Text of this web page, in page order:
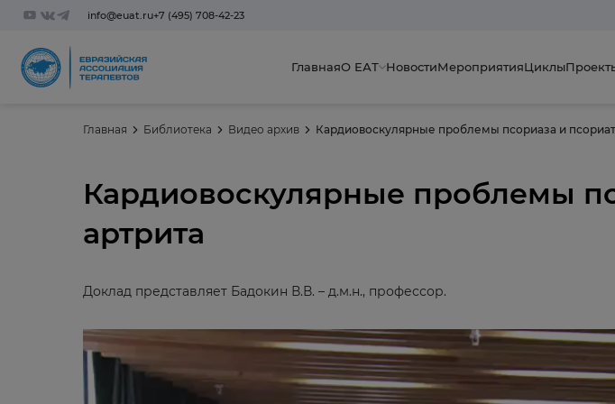
info@euat.ru+7 (495) 708-42-23
ГлавнаяО ЕАТ НовостиМероприятияЦиклы
Главная Библиотека Видео архив Кардиовоскулярные проблемы псориаза и
Кардиовоскулярные проблемы
артрита
Доклад представляет Бадокин В.В. – д.м.н., профессор.